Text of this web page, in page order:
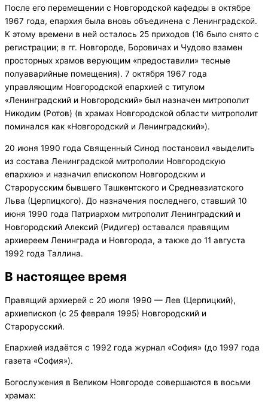
После его перемещении с Новгородской кафедры в октябре
1967 года, епархия была вновь объединена с Ленинградской.
К этому времени в ней осталось 25 приходов (16 было снято с
регистрации; в гг. Новгороде, Боровичах и Чудово взамен
просторных храмов верующим «предоставили» тесные
полуаварийные помещения). 7 октября 1967 года
управляющим Новгородской епархией с титулом
«Ленинградский и Новгородский» был назначен митрополит
Никодим (Ротов) (в храмах Новгородской области митрополит
поминался как «Новгородский и Ленинградский»).
20 июня 1990 года Священный Синод постановил «выделить
из состава Ленинградской митрополии Новгородскую
епархию» и назначил епископом Новгородским и
Старорусским бывшего Ташкентского и Среднеазиатского
Льва (Церпицкого). До назначения последнего, ставший 10
июня 1990 года Патриархом митрополит Ленинградский и
Новгородский Алексий (Ридигер) оставался правящим
архиереем Ленинграда и Новгорода, а также до 11 августа
1992 года Таллина.
В настоящее время
Правящий архиерей с 20 июля 1990 — Лев (Церпицкий),
архиепископ (с 25 февраля 1995) Новгородский и
Старорусский.
Епархией издаётся с 1992 года журнал «София» (до 1997 года
газета «София»).
Богослужения в Великом Новгороде совершаются в восьми
храмах: